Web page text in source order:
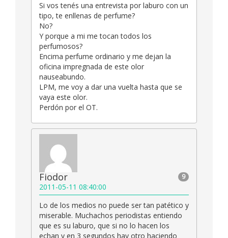
Si vos tenés una entrevista por laburo con un
tipo, te enllenas de perfume?
No?
Y porque a mi me tocan todos los
perfumosos?
Encima perfume ordinario y me dejan la
oficina impregnada de este olor
nauseabundo.
LPM, me voy a dar una vuelta hasta que se
vaya este olor.
Perdón por el OT.
9
Fiodor
2011-05-11 08:40:00
Lo de los medios no puede ser tan patético y
miserable. Muchachos periodistas entiendo
que es su laburo, que si no lo hacen los
echan y en 3 segundos hay otro haciendo